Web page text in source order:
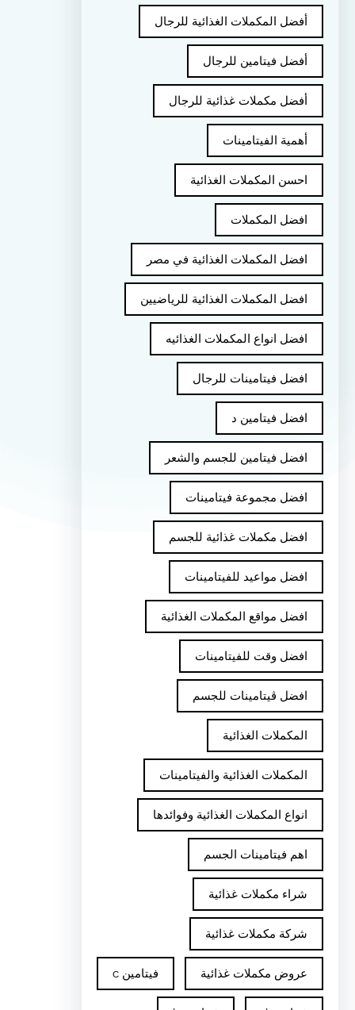
أفضل المكملات الغذائية للرجال
أفضل فيتامين للرجال
أفضل مكملات غذائية للرجال
أهمية الفيتامينات
احسن المكملات الغذائية
افضل المكملات
افضل المكملات الغذائية في مصر
افضل المكملات الغذائية للرياضيين
افضل انواع المكملات الغذائيه
افضل فيتامينات للرجال
افضل فيتامين د
افضل فيتامين للجسم والشعر
افضل مجموعة فيتامينات
افضل مكملات غذائية للجسم
افضل مواعيد للفيتامينات
افضل مواقع المكملات الغذائية
افضل وقت للفيتامينات
افضل ڤيتامينات للجسم
المكملات الغذائية
المكملات الغذائية والفيتامينات
انواع المكملات الغذائية وفوائدها
اهم فيتامينات الجسم
شراء مكملات غذائية
شركة مكملات غذائية
عروض مكملات غذائية فيتامين c